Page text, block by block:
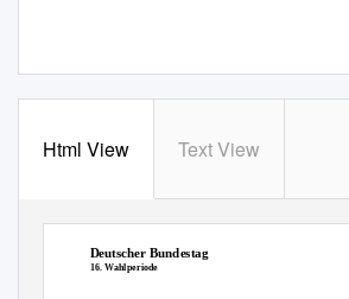
Html View Text View
Deutscher Bundestag
16. Wahlperiode